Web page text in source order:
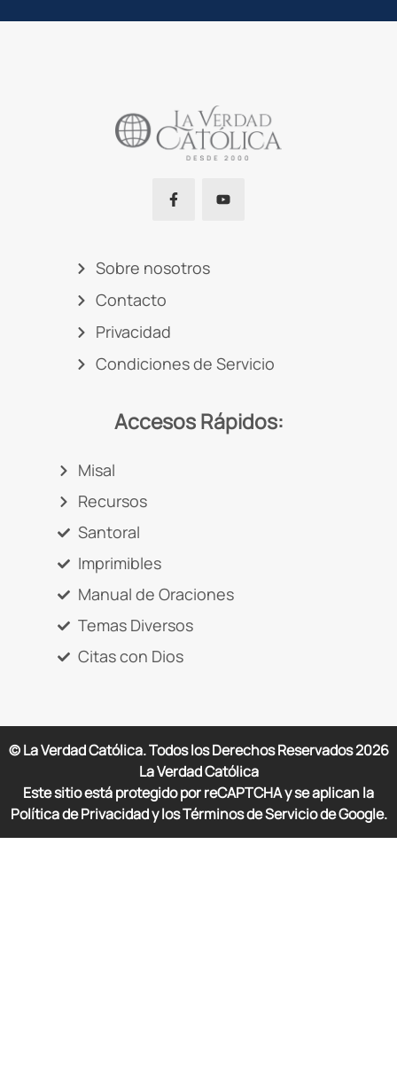
Sobre nosotros
Contacto
Privacidad
Condiciones de Servicio
Accesos Rápidos:
Misal
Recursos
Santoral
Imprimibles
Manual de Oraciones
Temas Diversos
Citas con Dios
© La Verdad Católica. Todos los Derechos Reservados2026
La Verdad Católica
Este sitio está protegido por reCAPTCHA y se aplican la
Política de Privacidad y los Términos de Servicio de Google.